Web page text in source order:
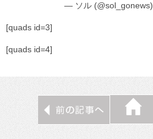
— ソル (@sol_gonews)
[quads id=3]
[quads id=4]